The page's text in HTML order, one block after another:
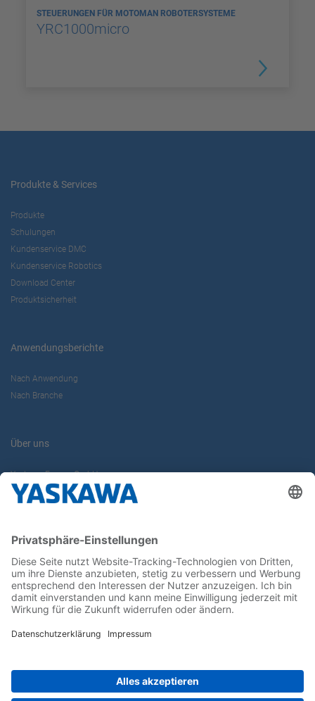
STEUERUNGEN FÜR MOTOMAN ROBOTERSYSTEME
YRC1000micro
Produkte & Services
Produkte
Schulungen
Kundenservice DMC
Kundenservice Robotics
Download Center
Produktsicherheit
Anwendungsberichte
Nach Anwendung
Nach Branche
Über uns
Yaskawa Europe GmbH
Karriere
Newsletter
Follow us on...